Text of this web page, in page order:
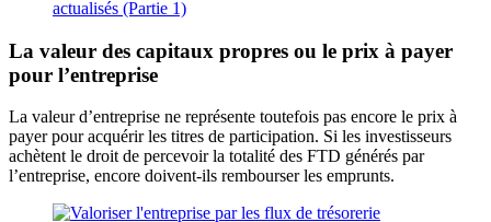
La valeur des capitaux propres ou le prix à payer
pour l’entreprise
La valeur d’entreprise ne représente toutefois pas encore le prix à
payer pour acquérir les titres de participation. Si les investisseurs
achètent le droit de percevoir la totalité des FTD générés par
l’entreprise, encore doivent-ils rembourser les emprunts.